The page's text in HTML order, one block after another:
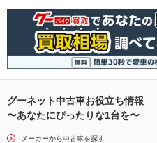
グーネット中古車お役立ち情報
〜あなたにぴったりな1台を〜
メーカーから中古車を探す